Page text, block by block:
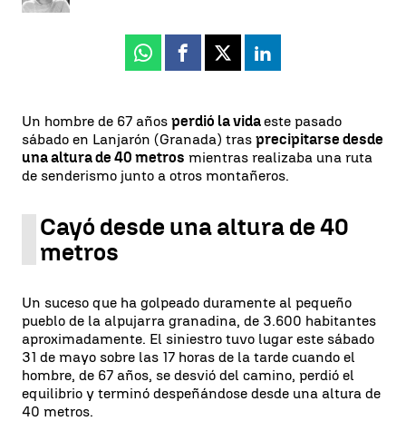
Whatsapp
Facebook
X Linkedin
Un hombre de 67 años perdió la vidaeste pasado
sábado en Lanjarón (Granada) tras precipitarse desde
una altura de 40 metros mientras realizaba una ruta
de senderismo junto a otros montañeros.
Cayó desde una altura de 40
metros
Un suceso que ha golpeado duramente al pequeño
pueblo de la alpujarra granadina, de 3.600 habitantes
aproximadamente. El siniestro tuvo lugar este sábado
31 de mayo sobre las 17 horas de la tarde cuando el
hombre, de 67 años, se desvió del camino, perdió el
equilibrio y terminó despeñándose desde una altura de
40 metros.